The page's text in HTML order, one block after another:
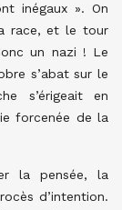
inégaux ». On
race, et le tour
un nazi ! Le
s’abat sur le
s’érigeait en
forcenée de la
la pensée, la
d’intention.